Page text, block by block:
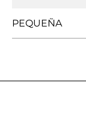
PEQUEÑA